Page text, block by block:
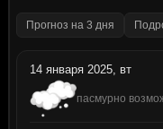
Прогноз на 3 дня
14 января 2025, вт
пасмурно